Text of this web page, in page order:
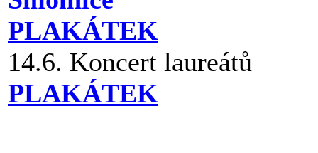
PLAKÁTEK
14.6. Koncert laureátů
PLAKÁTEK